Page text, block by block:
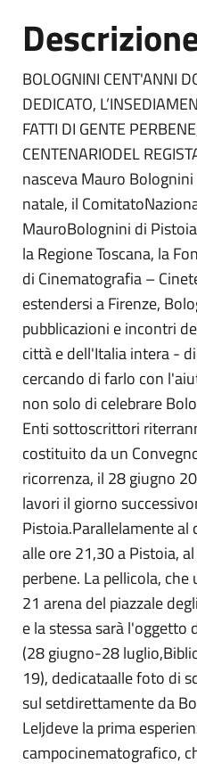
BOLOGNINI CENT'ANNI
DEDICATO,
FATTI DI GENTE
CENTENARIODEL
nasceva Mauro
natale, il
MauroBolognini di
la Regione Toscana, la
di Cinematografia –
estendersi a Firenze,
pubblicazioni e incontri
città e dell'Italia intera -
cercando di farlo con
non solo di celebrare
Enti sottoscrittori
costituito da un
ricorrenza, il 28 giugno
lavori il giorno
Pistoia.Parallelamente
alle ore 21,30 a Pistoia,
perbene. La pellicola,
21 arena del piazzale
e la stessa sarà l'oggetto
(28 giugno-28
19), dedicataalle foto di
sul setdirettamente da
Leljdeve la prima
campocinematografico,